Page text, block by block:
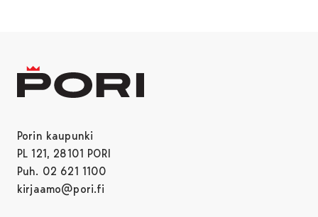
Porin kaupunki
PL 121, 28101 PORI
Puh. 02 621 1100
kirjaamo@pori.fi